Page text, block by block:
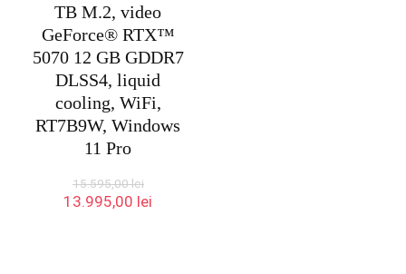
TB M.2, video
GeForce® RTX™
5070 12 GB GDDR7
DLSS4, liquid
cooling, WiFi,
RT7B9W, Windows
11 Pro
15.595,00lei
Prețul
13.995,00 lei